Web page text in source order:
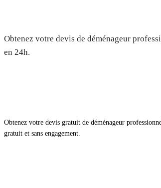
Obtenez votre devis de déménageur
en 24h.
Obtenez votre devis gratuit de déménageur
gratuit et sans engagement.